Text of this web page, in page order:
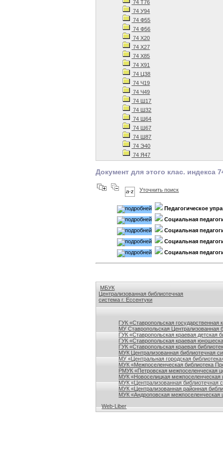
74 Т76
74 У94
74 Ф55
74 Ф56
74 Х20
74 Х27
74 Х85
74 Х91
74 Ц38
74 Ч19
74 Ч49
74 Ш17
74 Ш32
74 Ш64
74 Ш67
74 Ш87
74 Э40
74 Я47
Документ для этого клас. индекса
Уточнить поиск
Педагогическое
Социальная
Социальная
Социальная
Социальная
МБУК
Централизованная библиотечная
система г. Ессентуки
ГУК «Ставропольская
МУ Ставропольская Централизованная
ГУК «Ставропольская краевая детская
ГУК «Ставропольская краевая
ГУК «Ставропольская краевая
МУК Централизованная библиотечная
МУ «Центральная городская
МУК «Межпоселенческая библиотека
РМУК «Петровская межпоселенческая
МУК «Новоселицкая межпоселенческая
МУК «Централизованная библиотечная
МУК «Централизованная районная
МУК «Андроповская межпоселенческая
Web-Liber